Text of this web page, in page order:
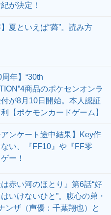
が決定！
】夏といえば“蕣”。読み方
周年】“30th
商品のポケセンオンラ
が8月10日開始。本人認証
【ポケモンカードゲーム】
アンケート途中結果】Key作
い、『FF10』や『FF零
ー！
赤い河のほとり』第6話“好
いけないひと”。腹心の弟・
ンザ（声優：千葉翔也）と